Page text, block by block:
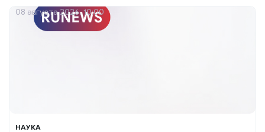
НАУКА
08 августа 2026, 10:00